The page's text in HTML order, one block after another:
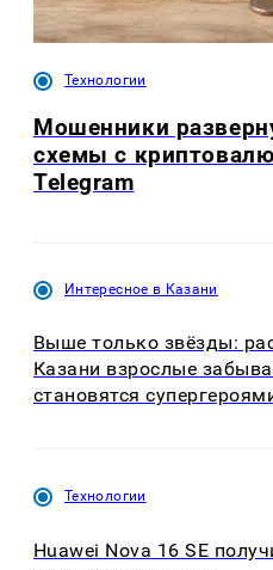
Технологии
Мошенники
схемы с
Telegram
Интересное в Казани
Выше только звёзды:
Казани взрослые
становятся
Технологии
Huawei Nova 16 SE